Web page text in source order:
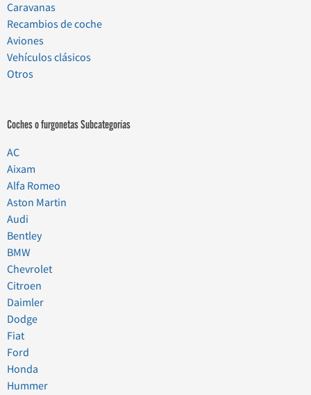
Caravanas
Recambios de coche
Aviones
Vehículos clásicos
Otros
Coches o furgonetas Subcategorías
AC
Aixam
Alfa Romeo
Aston Martin
Audi
Bentley
BMW
Chevrolet
Citroen
Daimler
Dodge
Fiat
Ford
Honda
Hummer